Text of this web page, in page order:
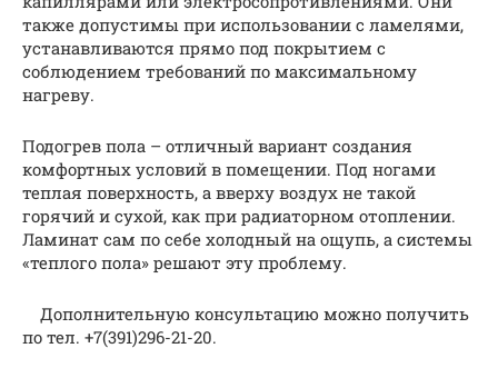
также допустимы при использовании с ламелями,
устанавливаются прямо под покрытием с
соблюдением требований по максимальному
нагреву.
Подогрев пола – отличный вариант создания
комфортных условий в помещении. Под ногами
теплая поверхность, а вверху воздух не такой
горячий и сухой, как при радиаторном отоплении.
Ламинат сам по себе холодный на ощупь, а системы
«теплого пола» решают эту проблему.
Дополнительную консультацию можно получить
по тел. +7(391)296-21-20.